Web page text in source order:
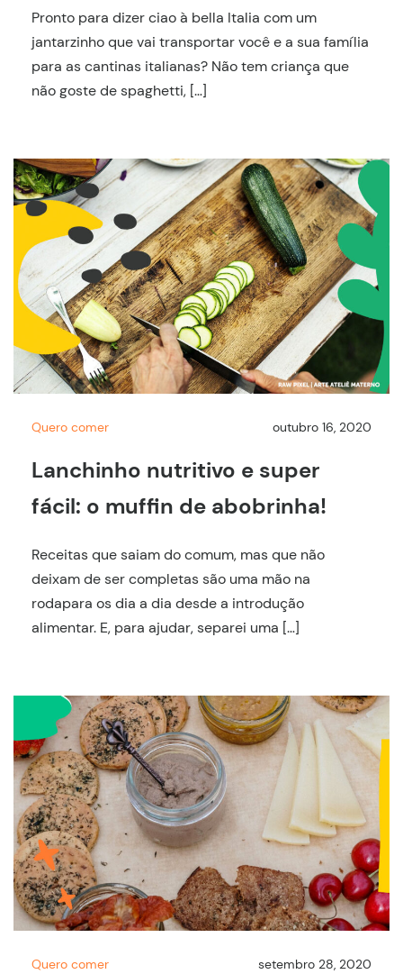
Pronto para dizer ciao à bella Italia com um
jantarzinho que vai transportar você e a sua família
para as cantinas italianas? Não tem criança que
não goste de spaghetti, […]
Quero comer outubro 16, 2020
Lanchinho nutritivo e super
fácil: o muffin de abobrinha!
Receitas que saiam do comum, mas que não
deixam de ser completas são uma mão na
rodapara os dia a dia desde a introdução
alimentar. E, para ajudar, separei uma […]
Quero comer setembro 28, 2020